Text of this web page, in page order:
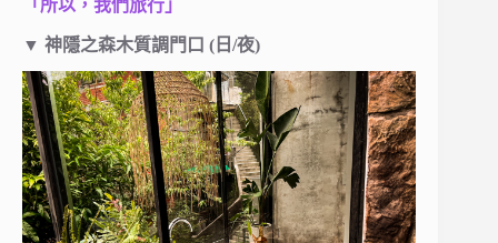
「所以，我們旅行」
▼ 神隱之森木質調門口 (日/夜)